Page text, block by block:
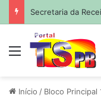
Menu
Início / Bloco Principal